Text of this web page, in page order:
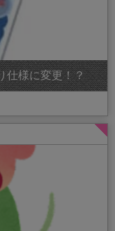
仕様に変更！？